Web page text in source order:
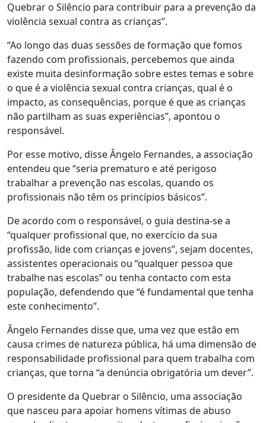
Quebrar o Silêncio para contribuir para a prevenção da
violência sexual contra as crianças”.
“Ao longo das duas sessões de formação que fomos
fazendo com profissionais, percebemos que ainda
existe muita desinformação sobre estes temas e sobre
o que é a violência sexual contra crianças, qual é o
impacto, as consequências, porque é que as crianças
não partilham as suas experiências”, apontou o
responsável.
Por esse motivo, disse Ângelo Fernandes, a associação
entendeu que “seria prematuro e até perigoso
trabalhar a prevenção nas escolas, quando os
profissionais não têm os princípios básicos”.
De acordo com o responsável, o guia destina-se a
“qualquer profissional que, no exercício da sua
profissão, lide com crianças e jovens”, sejam docentes,
assistentes operacionais ou “qualquer pessoa que
trabalhe nas escolas” ou tenha contacto com esta
população, defendendo que “é fundamental que tenha
este conhecimento”.
Ângelo Fernandes disse que, uma vez que estão em
causa crimes de natureza pública, há uma dimensão de
responsabilidade profissional para quem trabalha com
crianças, que torna “a denúncia obrigatória um dever”.
O presidente da Quebrar o Silêncio, uma associação
que nasceu para apoiar homens vítimas de abuso